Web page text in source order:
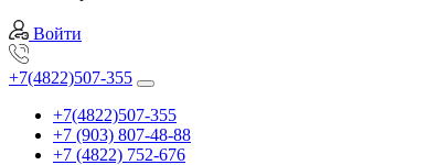
Войти
+7(4822)507-355
+7(4822)507-355
+7 (903) 807-48-88
+7 (4822) 752-676